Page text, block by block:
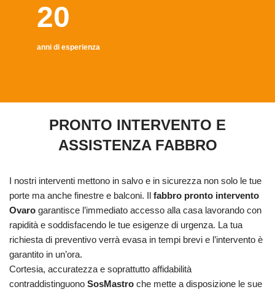
20
anni di esperienza
PRONTO INTERVENTO E
ASSISTENZA FABBRO
I nostri interventi mettono in salvo e in sicurezza non solo le tue
porte ma anche finestre e balconi. Il fabbro pronto intervento
Ovaro garantisce l’immediato accesso alla casa lavorando con
rapidità e soddisfacendo le tue esigenze di urgenza. La tua
richiesta di preventivo verrà evasa in tempi brevi e l’intervento è
garantito in un’ora.
Cortesia, accuratezza e soprattutto affidabilità
contraddistinguono SosMastro che mette a disposizione le sue